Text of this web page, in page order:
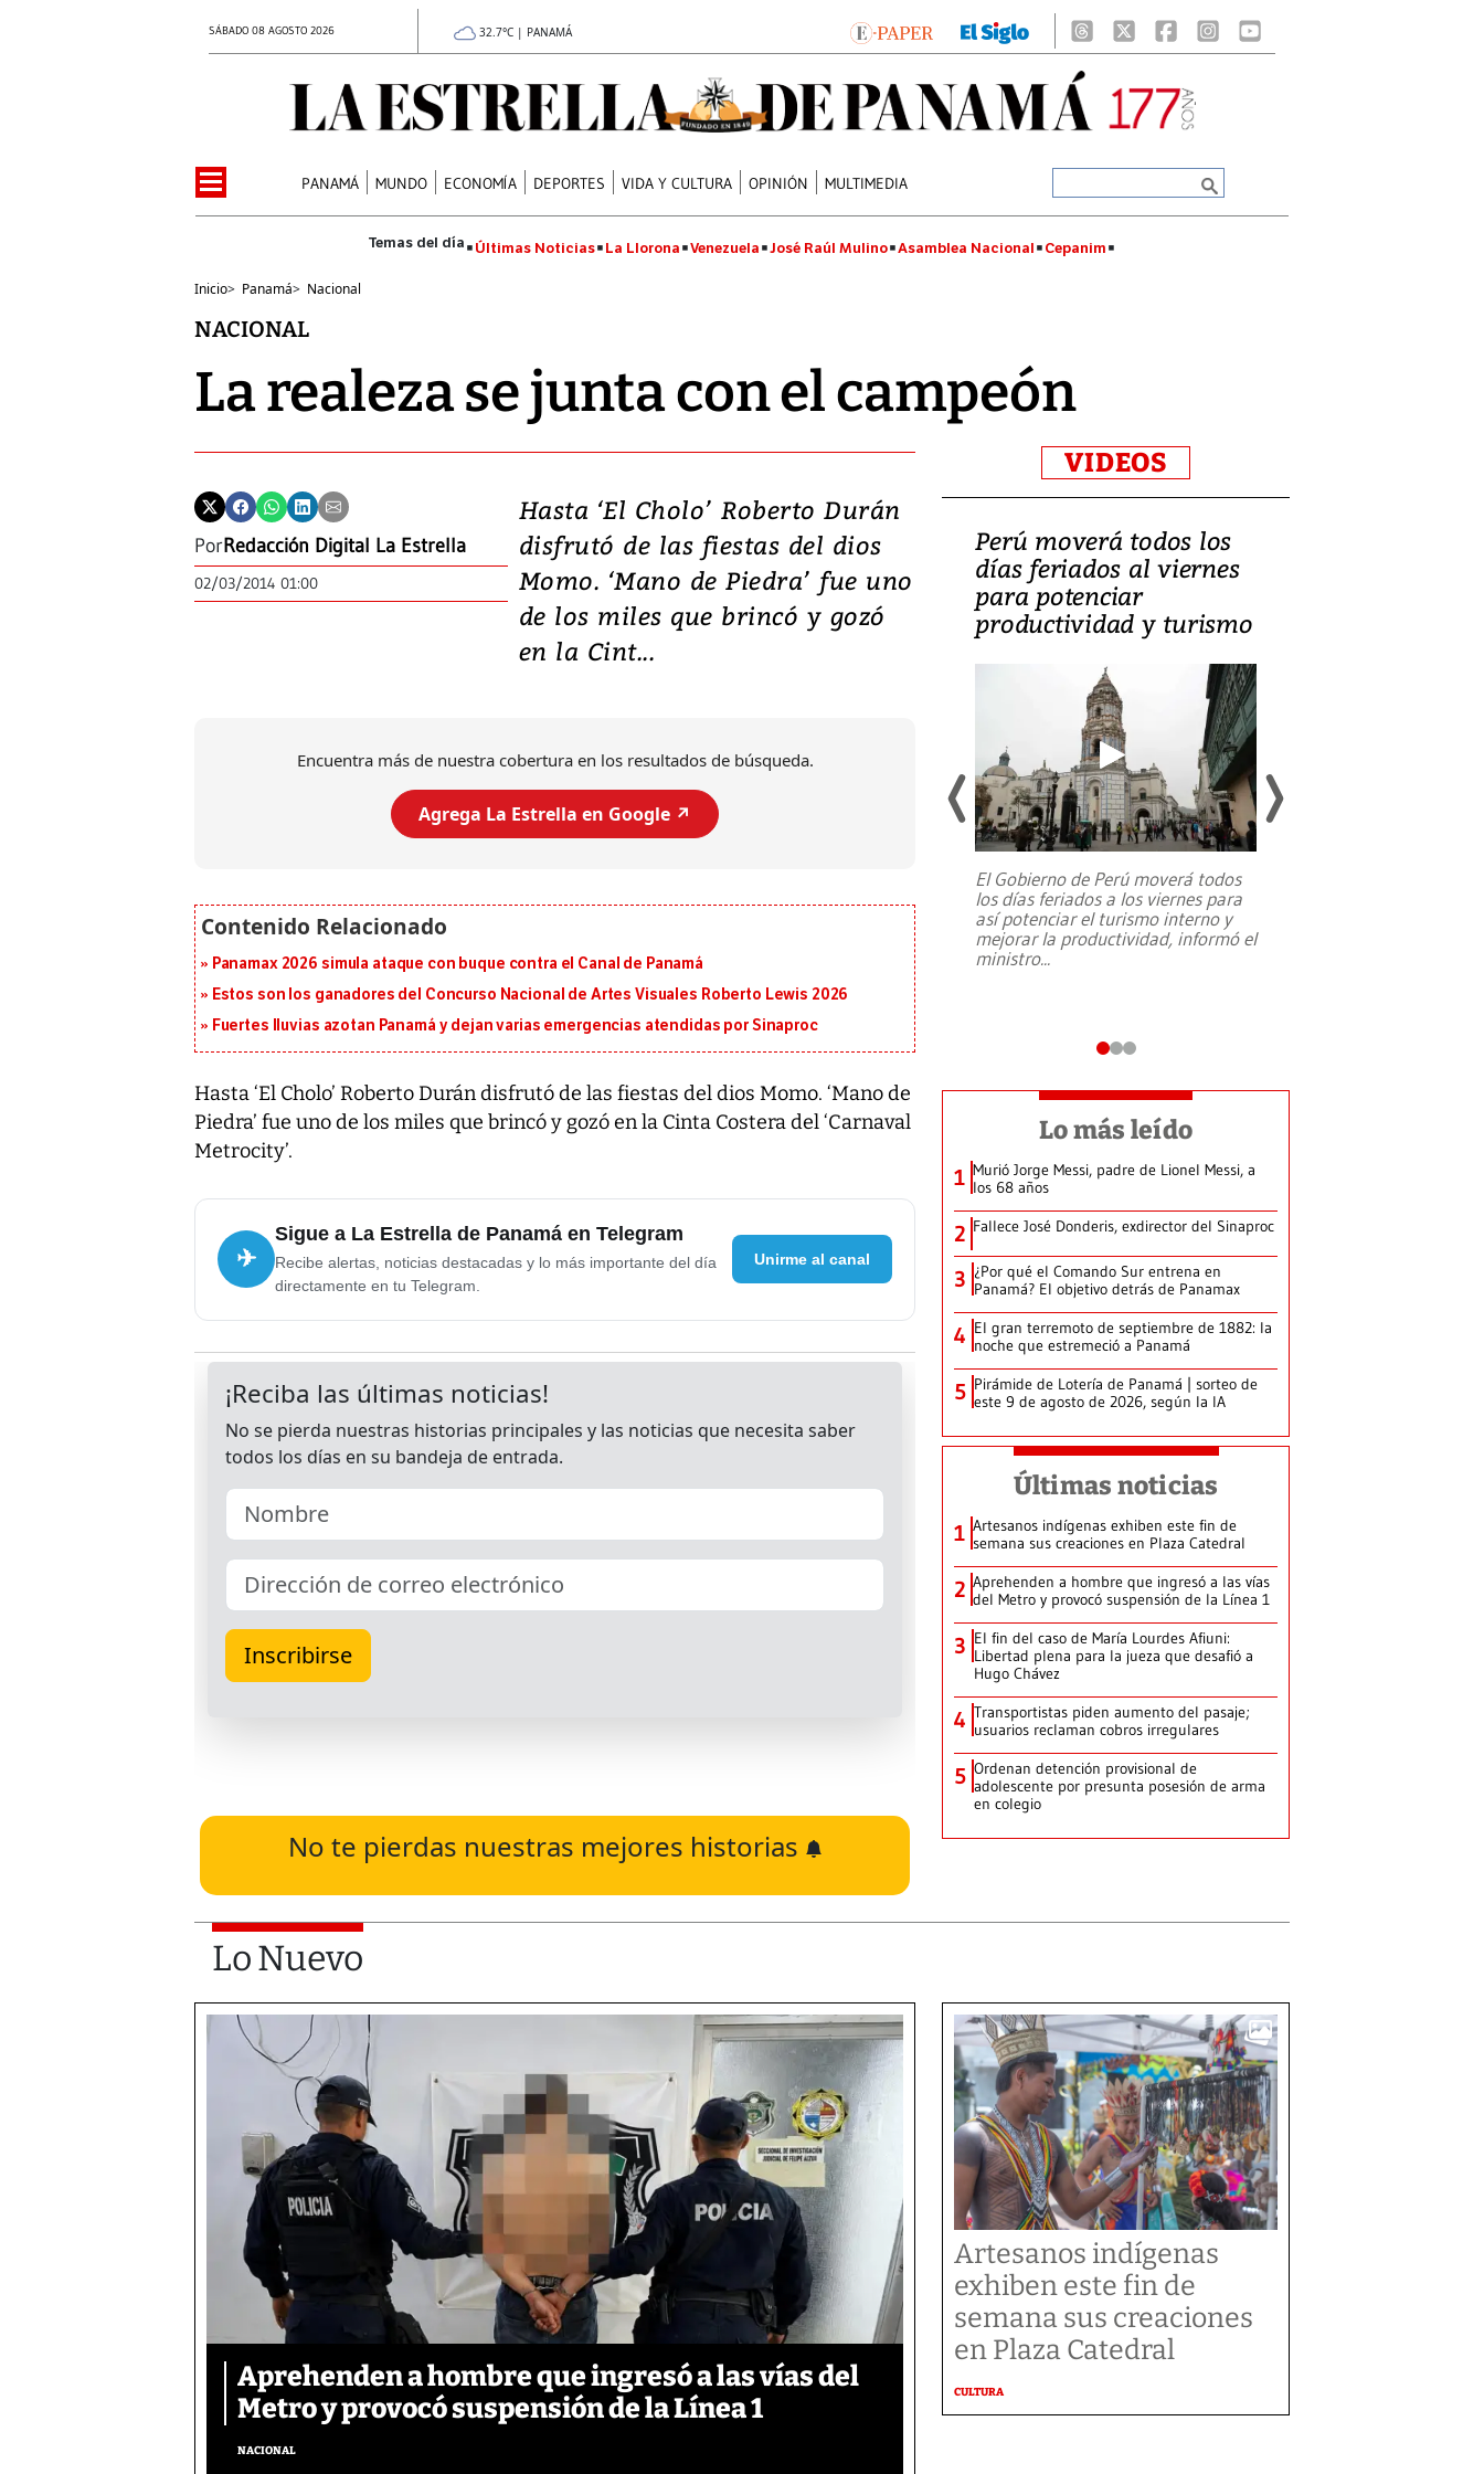
SÁBADO 08 AGOSTO 2026 32.7°C | PANAMÁ
PANAMÁ MUNDO ECONOMÍA DEPORTES VIDA Y CULTURA OPINIÓN MULTIMEDIA
Últimas Noticias La Llorona Venezuela José Raúl Mulino Asamblea Nacional Cepanim
Inicio> Panamá> Nacional
NACIONAL
La realeza se junta con el campeón
PorRedacción Digital La Estrella
02/03/2014 01:00
Hasta ‘El Cholo’ Roberto Durán
disfrutó de las fiestas del dios
Momo. ‘Mano de Piedra’ fue uno
de los miles que brincó y gozó
en la Cint...
Encuentra más de nuestra cobertura en los resultados de búsqueda.
Agrega La Estrella en Google ↗️
Panamax 2026 simula ataque con buque contra el Canal de Panamá
Estos son los ganadores del Concurso Nacional de Artes Visuales Roberto Lewis 2026
Fuertes lluvias azotan Panamá y dejan varias emergencias atendidas por Sinaproc
Hasta ‘El Cholo’ Roberto Durán disfrutó de las fiestas del dios Momo. ‘Mano de
Piedra’ fue uno de los miles que brincó y gozó en la Cinta Costera del ‘Carnaval
Metrocity’.
✈
Sigue a La Estrella de Panamá en Telegram
Recibe alertas, noticias destacadas y lo más importante del día
directamente en tu Telegram.
Unirme al canal
No te pierdas nuestras mejores historias
VIDEOS
Video: Lula lanza su
candidatura con
promesas de inversión
en defensa, educación y
tierras raras
Entre recuerdos y escuetas
da Silva, oficializó este domingo su
candidatura...
Perú moverá todos los
días feriados al viernes
para potenciar
productividad y turismo
El Gobierno de Perú moverá todos
los días feriados a los viernes para
así potenciar el turismo interno y
mejorar la productividad, informó el
ministro...
Lo más leído
1 Murió Jorge Messi, padre de Lionel Messi, a
los 68 años
2 Fallece José Donderis, exdirector del Sinaproc
3 ¿Por qué el Comando Sur entrena en
Panamá? El objetivo detrás de Panamax
4 El gran terremoto de septiembre de 1882: la
noche que estremeció a Panamá
5 Pirámide de Lotería de Panamá | sorteo de
este 9 de agosto de 2026, según la IA
Últimas noticias
1 Artesanos indígenas exhiben este fin de
semana sus creaciones en Plaza Catedral
2 Aprehenden a hombre que ingresó a las vías
del Metro y provocó suspensión de la Línea 1
3 El fin del caso de María Lourdes Afiuni:
Libertad plena para la jueza que desafió a
Hugo Chávez
4 Transportistas piden aumento del pasaje;
usuarios reclaman cobros irregulares
5 Ordenan detención provisional de
adolescente por presunta posesión de arma
en colegio
Lo Nuevo
Aprehenden a hombre que ingresó a las vías del
Metro y provocó suspensión de la Línea 1
NACIONAL
Artesanos indígenas
exhiben este fin de
semana sus creaciones
en Plaza Catedral
CULTURA